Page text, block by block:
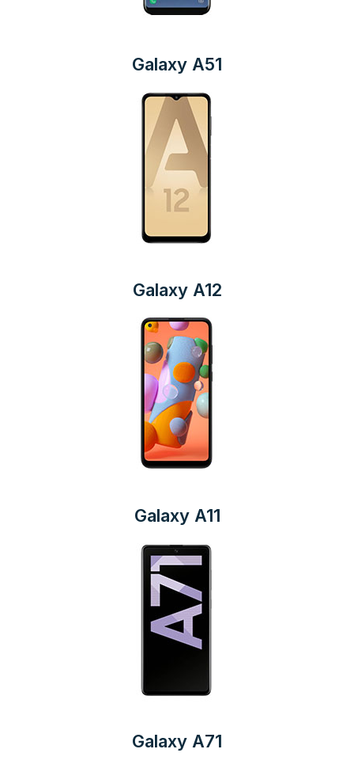
Galaxy A51
Galaxy A12
Galaxy A11
Galaxy A71